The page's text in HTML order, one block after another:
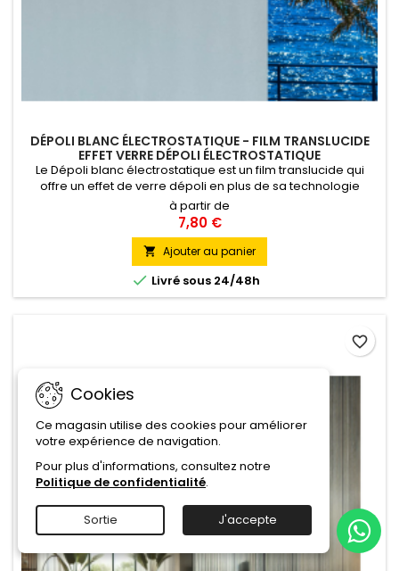
DÉPOLI BLANC ÉLECTROSTATIQUE - FILM TRANSLUCIDE
EFFET VERRE DÉPOLI ÉLECTROSTATIQUE
Le Dépoli blanc électrostatique est un film translucide qui
offre un effet de verre dépoli en plus de sa technologie
électrostatique. Il est idéal pour créer des espaces privés
tout en laissant passer la lumière naturelle. Ce film est facile
à installer et peut être utilisé sur des fenêtres, des portes et
des cloisons. Il est également résistant aux...
à partir de
7,80 €
 Ajouter au panier
 Livré sous 24/48h
favorite_border
Cookies
Ce magasin utilise des cookies pour améliorer
votre expérience de navigation.
Pour plus d'informations, consultez notre
Politique de confidentialité.
Sortie J'accepte